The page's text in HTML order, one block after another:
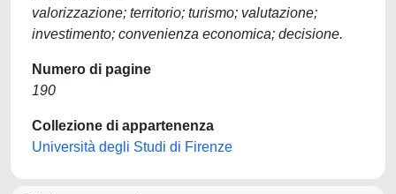
valorizzazione; territorio; turismo; valutazione;
investimento; convenienza economica; decisione.
Numero di pagine
190
Collezione di appartenenza
Università degli Studi di Firenze